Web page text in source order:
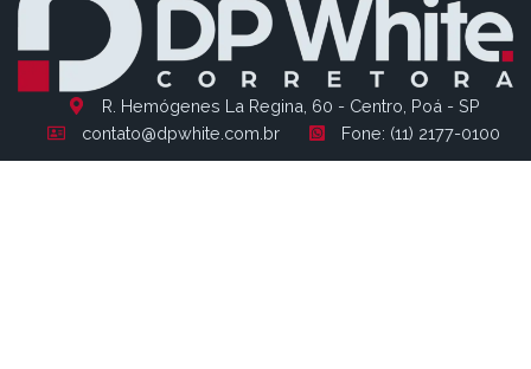
R. Hemógenes La Regina, 60 - Centro, Poá - SP
contato@dpwhite.com.br
Fone: (11) 2177-0100